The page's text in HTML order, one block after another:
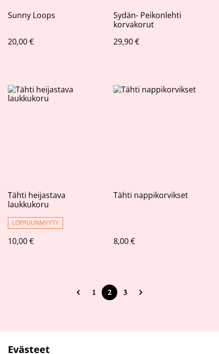
Sunny Loops
20,00 €
Sydän- Peikonlehti
korvakorut
29,90 €
Tähti heijastava
laukkukoru
LOPPUUNMYYTY
10,00 €
Tähti nappikorvikset
8,00 €
1 2 3
Evästeet